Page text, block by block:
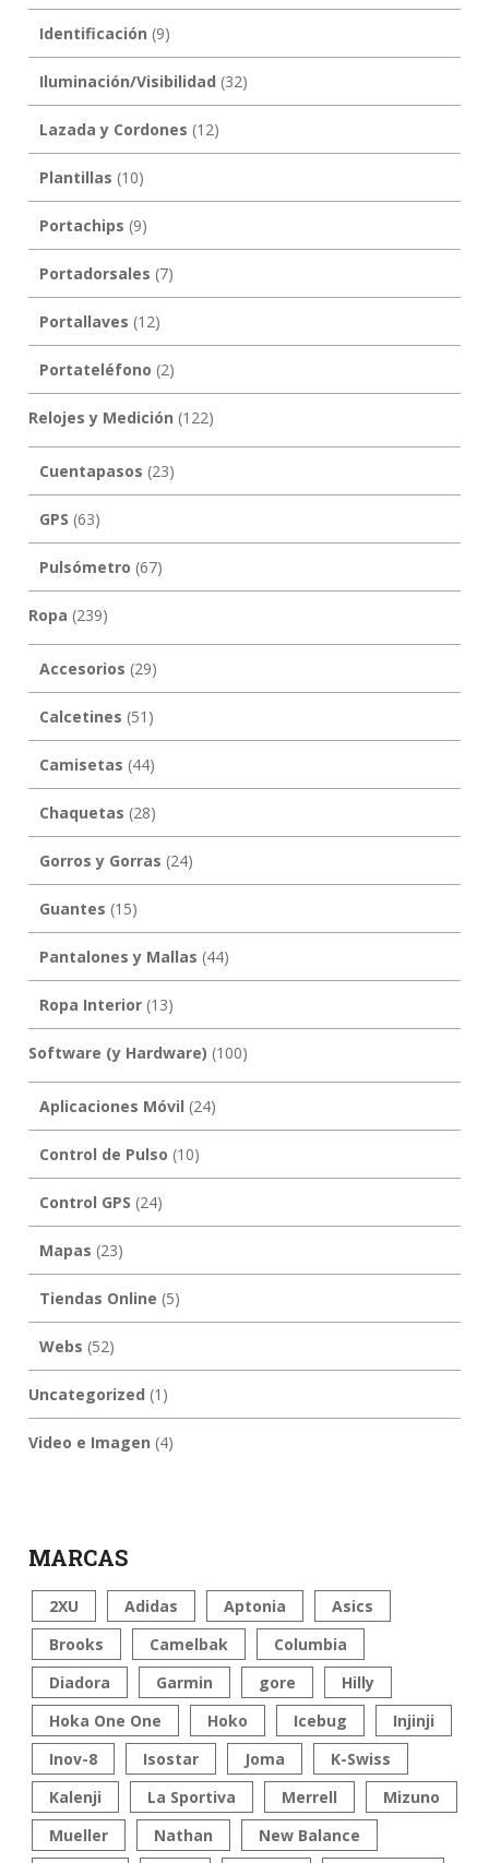
Identificación (9)
Iluminación/Visibilidad (32)
Lazada y Cordones (12)
Plantillas (10)
Portachips (9)
Portadorsales (7)
Portallaves (12)
Portateléfono (2)
Relojes y Medición (122)
Cuentapasos (23)
GPS (63)
Pulsómetro (67)
Ropa (239)
Accesorios (29)
Calcetines (51)
Camisetas (44)
Chaquetas (28)
Gorros y Gorras (24)
Guantes (15)
Pantalones y Mallas (44)
Ropa Interior(13)
Software (y Hardware) (100)
Aplicaciones Móvil (24)
Control de Pulso (10)
Control GPS (24)
Mapas (23)
Tiendas Online (5)
Webs (52)
Uncategorized (1)
Video e Imagen (4)
MARCAS
2XU Adidas Aptonia
Asics
Brooks
Camelbak
Columbia
Diadora
Garmin gore
Hilly
Hoka One One
Hoko Icebug
Injinji
Inov-8
Isostar Joma
K-Swiss
Kalenji
La Sportiva Merrell
Mizuno
Mueller
Nathan
New Balance